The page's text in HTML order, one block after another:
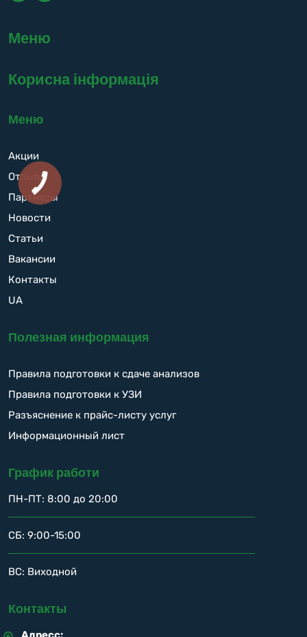
Меню
Корисна інформація
Меню
Акции
Отзывы
Партнеры
Новости
Статьи
Вакансии
Контакты
UA
Полезная информация
Правила подготовки к сдаче анализов
Правила подготовки к УЗИ
Разъяснение к прайс-листу услуг
Информационный лист
График работи
ПН-ПТ: 8:00 до 20:00
СБ: 9:00-15:00
ВС: Виходной
Контакты